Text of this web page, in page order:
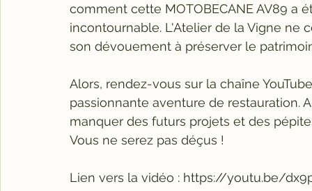
comment cette MOTOBECANE AV89
incontournable. L'Atelier de la Vigne ne
son dévouement à préserver le
Alors, rendez-vous sur la chaîne
passionnante aventure de restauration.
manquer des futurs projets et des
Vous ne serez pas déçus !
Lien vers la vidéo : https://youtu.be/